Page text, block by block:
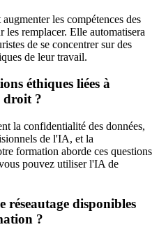
les compétences des
les remplacer. Elle automatisera
de se concentrer sur des
de leur travail.
éthiques liées à
droit ?
la confidentialité des données,
de l'IA, et la
formation aborde ces questions
pouvez utiliser l'IA de
réseautage disponibles
?